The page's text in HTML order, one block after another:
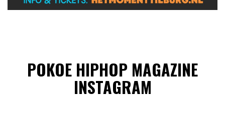
POKOE HIPHOP MAGAZINE
INSTAGRAM